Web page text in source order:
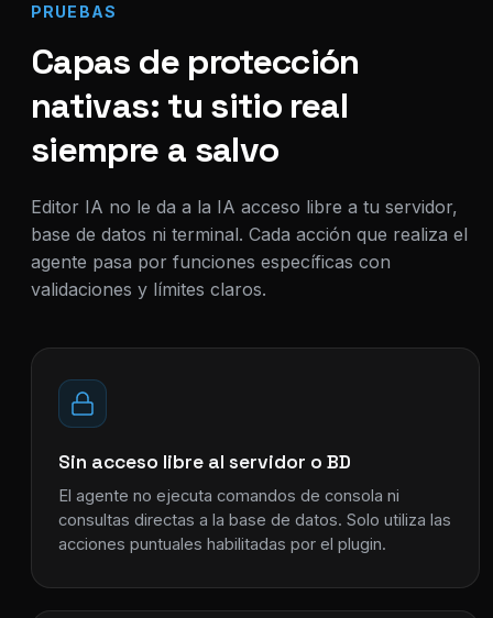
PRUEBAS
Capas de protección
nativas: tu sitio real
siempre a salvo
Editor IA no le da a la IA acceso libre a tu servidor,
base de datos ni terminal. Cada acción que realiza el
agente pasa por funciones específicas con
validaciones y límites claros.
Sin acceso libre al servidor o BD
El agente no ejecuta comandos de consola ni
consultas directas a la base de datos. Solo utiliza las
acciones puntuales habilitadas por el plugin.